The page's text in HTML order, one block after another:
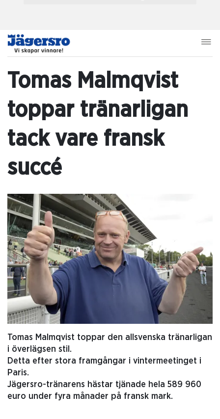
Tomas Malmqvist
toppar tränarligan
tack vare fransk
succé
Tomas Malmqvist toppar den allsvenska tränarligan
i överlägsen stil.
Detta efter stora framgångar i vintermeetinget i
Paris.
Jägersro-tränarens hästar tjänade hela 589 960
euro under fyra månader på fransk mark.